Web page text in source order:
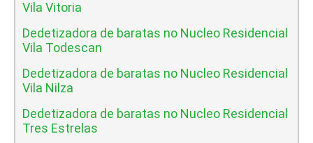
Vila Vitoria
Dedetizadora de baratas no Nucleo Residencial
Vila Todescan
Dedetizadora de baratas no Nucleo Residencial
Vila Nilza
Dedetizadora de baratas no Nucleo Residencial
Tres Estrelas